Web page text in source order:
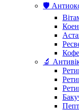
🛡️
🔬